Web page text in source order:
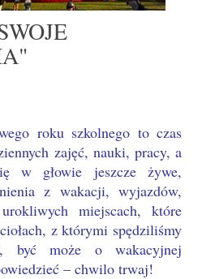
roku szkolnego to czas
zajęć, nauki, pracy, a
w głowie jeszcze żywe,
z wakacji, wyjazdów,
miejscach, które
z którymi spędziliśmy
być może o wakacyjnej
– chwilo trwaj!